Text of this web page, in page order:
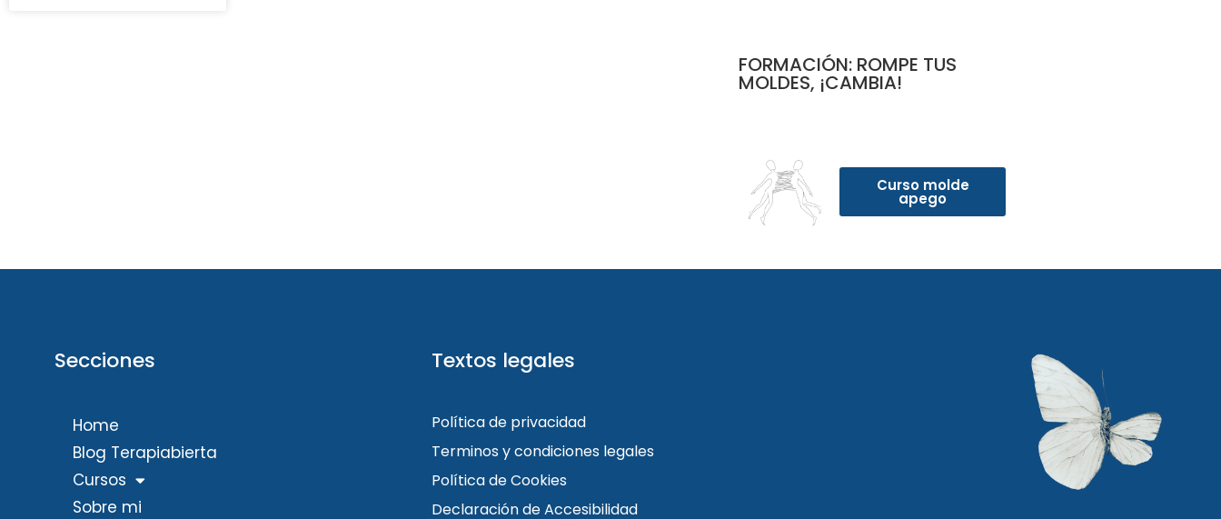
FORMACIÓN: ROMPE TUS
MOLDES, ¡CAMBIA!
Curso molde
apego
Secciones
Home
Blog Terapiabierta
Cursos
Sobre mi
Textos legales
Política de privacidad
Terminos y condiciones legales
Política de Cookies
Declaración de Accesibilidad